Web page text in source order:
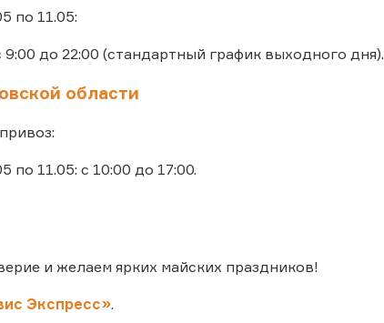
по 11.05:
9:00 до 22:00 (стандартный график выходного дня).
области
по 11.05: с 10:00 до 17:00.
и желаем ярких майских праздников!
Экспресс».